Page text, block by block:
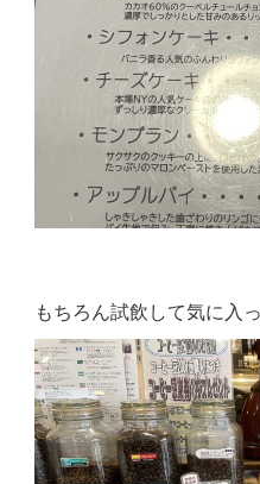
もちろん試飲して気に入